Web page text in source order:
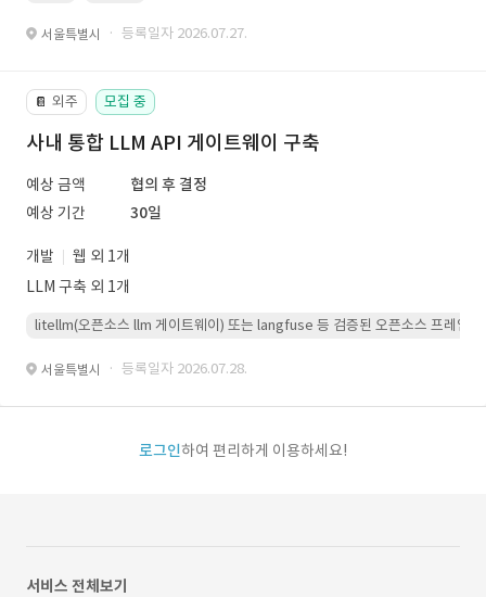
서울특별시 · 등록일자 2026.07.27.
📔 외주 모집 중
사내 통합 LLM API 게이트웨이 구축
예상 금액
협의 후 결정
예상 기간
30일
개발
웹 외 1개
LLM 구축 외 1개
litellm(오픈소스 llm 게이트웨이) 또는 langfuse 등 검증된 오픈소스 프레임워
서울특별시 · 등록일자 2026.07.28.
로그인하여 편리하게 이용하세요!
서비스 전체보기